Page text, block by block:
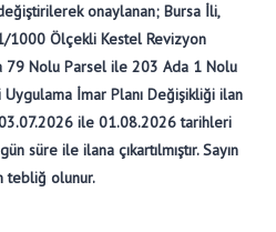
onaylanan; Bursa İli,
1000 Ölçekli Kestel Revizyon
79 Nolu Parsel ile 203 Ada 1 Nolu
İmar Planı Değişikliği ilan
ile 01.08.2026 tarihleri
süre ile ilana çıkartılmıştır. Sayın
tebliğ olunur.